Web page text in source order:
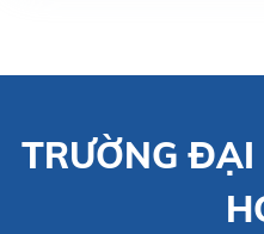
TRƯỜNG ĐẠI